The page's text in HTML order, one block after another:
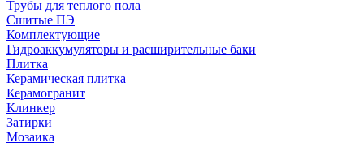
Трубы для теплого пола
Сшитые ПЭ
Комплектующие
Гидроаккумуляторы и расширительные баки
Плитка
Керамическая плитка
Керамогранит
Клинкер
Затирки
Мозаика